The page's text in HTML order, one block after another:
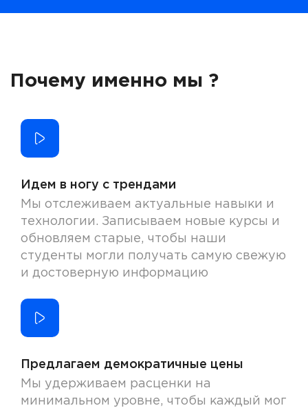
Почему именно мы ?
Идем в ногу с трендами
Мы отслеживаем актуальные навыки и
технологии. Записываем новые курсы и
обновляем старые, чтобы наши
студенты могли получать самую свежую
и достоверную информацию
Предлагаем демократичные цены
Мы удерживаем расценки на
минимальном уровне, чтобы каждый мог